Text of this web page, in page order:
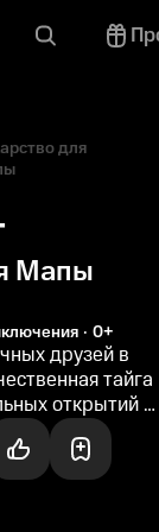
для
Мапы
0+
друзей в
тайга
открытий и